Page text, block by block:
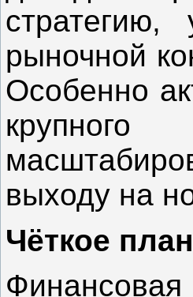
рыночной
Особенно
выходу на
Чёткое